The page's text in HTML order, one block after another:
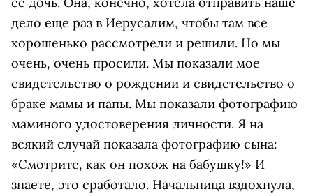
дело еще раз в Иерусалим, чтобы там все
хорошенько рассмотрели и решили. Но мы
очень, очень просили. Мы показали мое
свидетельство о рождении и свидетельство о
браке мамы и папы. Мы показали фотографию
маминого удостоверения личности. Я на
всякий случай показала фотографию сына:
«Смотрите, как он похож на бабушку!» И
знаете, это сработало. Начальница вздохнула,